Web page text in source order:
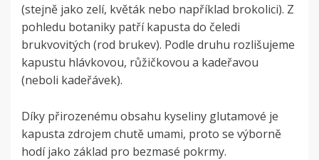
(stejně jako zelí, květák nebo například brokolici). Z
pohledu botaniky patří kapusta do čeledi
brukvovitých (rod brukev). Podle druhu rozlišujeme
kapustu hlávkovou, růžičkovou a kadeřavou
(neboli kadeřávek).
Díky přirozenému obsahu kyseliny glutamové je
kapusta zdrojem chutě umami, proto se výborně
hodí jako základ pro bezmasé pokrmy.